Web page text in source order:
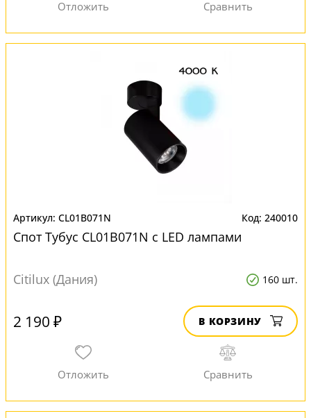
CL01B071N 240010
Спот Тубус CL01B071N с LED лампами
Citilux (Дания) 160 шт.
2 190 ₽ В КОРЗИНУ